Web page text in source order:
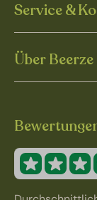
Service &
Über